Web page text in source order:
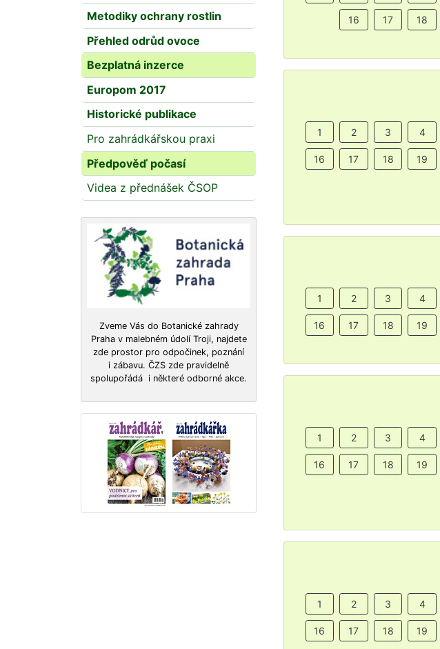
Metodiky ochrany rostlin
Přehled odrůd ovoce
Bezplatná inzerce
Europom 2017
Historické publikace
Pro zahrádkářskou praxi
Předpověď počasí
Videa z přednášek ČSOP
Zveme Vás do Botanické zahrady
Praha v malebném údolí Troji, najdete
zde prostor pro odpočinek, poznání
i zábavu. ČZS zde pravidelně
spolupořádá i některé odborné akce.
16 17 18
1 2 3 4
16 17 18 19
1 2 3 4
16 17 18 19
1 2 3 4
16 17 18 19
1 2 3 4
16 17 18 19